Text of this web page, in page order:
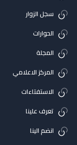
سجل الزوار
الحوارات
المجلة
المركز الاعلامي
الاستفتاءات
تعرف علينا
انضم الينا